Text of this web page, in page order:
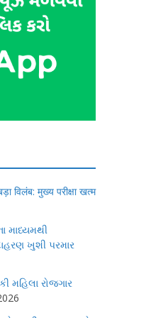
विलंब: मुख्य परीक्षा खत्म
માધ્યમથી
ખુશી પરમાર
મહિલા રોજગાર